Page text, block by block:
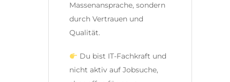
Massenansprache, sondern
durch Vertrauen und
Qualität.
Du bist IT-Fachkraft und
nicht aktiv auf Jobsuche,